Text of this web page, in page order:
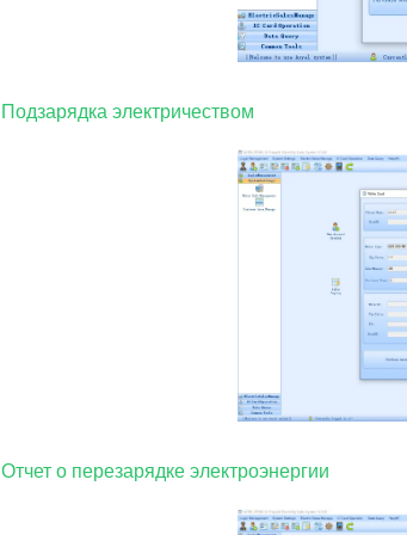
Подзарядка электричеством
Отчет о перезарядке электроэнергии